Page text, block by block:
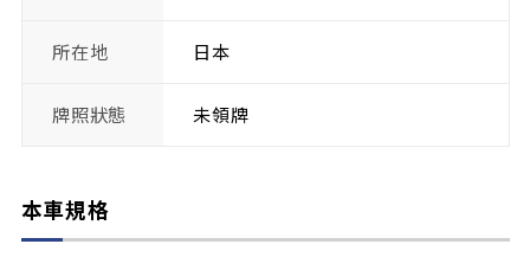
所在地 日本
牌照狀態 未領牌
本車規格